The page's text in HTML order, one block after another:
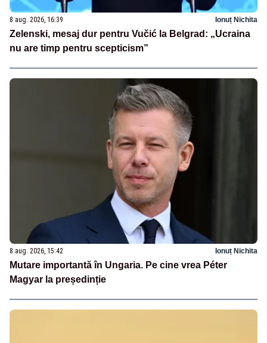
8 aug. 2026, 16:39 Ionuț Nichita
Zelenski, mesaj dur pentru Vučić la Belgrad: „Ucraina
nu are timp pentru scepticism”
8 aug. 2026, 15:42 Ionuț Nichita
Mutare importantă în Ungaria. Pe cine vrea Péter
Magyar la președinție